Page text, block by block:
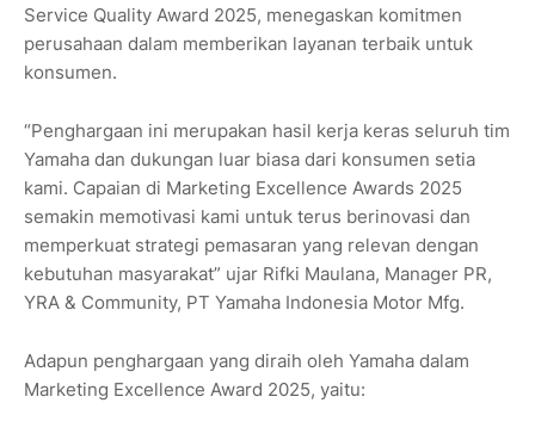
Service Quality Award 2025, menegaskan komitmen
perusahaan dalam memberikan layanan terbaik untuk
konsumen.
“Penghargaan ini merupakan hasil kerja keras seluruh tim
Yamaha dan dukungan luar biasa dari konsumen setia
kami. Capaian di Marketing Excellence Awards 2025
semakin memotivasi kami untuk terus berinovasi dan
memperkuat strategi pemasaran yang relevan dengan
kebutuhan masyarakat” ujar Rifki Maulana, Manager PR,
YRA & Community, PT Yamaha Indonesia Motor Mfg.
Adapun penghargaan yang diraih oleh Yamaha dalam
Marketing Excellence Award 2025, yaitu: